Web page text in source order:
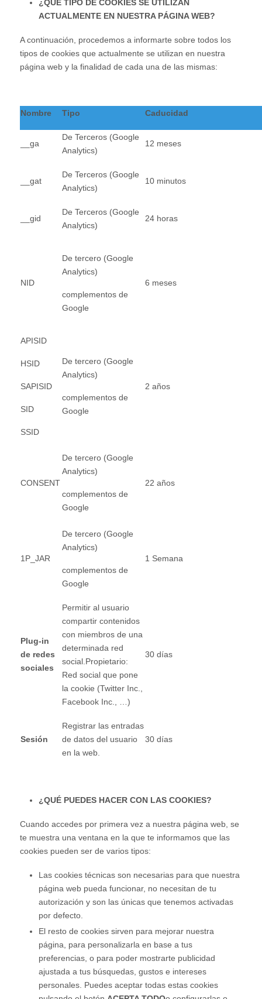
¿QUÉ TIPO DE COOKIES SE UTILIZAN
ACTUALMENTE EN NUESTRA PÁGINA WEB?
A continuación, procedemos a informarte sobre todos los
tipos de cookies que actualmente se utilizan en nuestra
página web y la finalidad de cada una de las mismas:
Nombre Tipo Caducidad
__ga
De Terceros (Google
Analytics)
12 meses
__gat
De Terceros (Google
Analytics)
10 minutos
__gid
De Terceros (Google
Analytics)
24 horas
NID
De tercero (Google
Analytics)
complementos de
Google
6 meses
APISID
HSID
SAPISID
SID
SSID
De tercero (Google
Analytics)
complementos de
Google
2 años
CONSENT
De tercero (Google
Analytics)
complementos de
Google
22 años
1P_JAR
De tercero (Google
Analytics)
complementos de
Google
1 Semana
Plug-in
de redes
sociales
Permitir al usuario
compartir contenidos
con miembros de una
determinada red
social.Propietario:
Red social que pone
la cookie (Twitter Inc.,
Facebook Inc., …)
30 días
Sesión
Registrar las entradas
de datos del usuario
en la web.
30 días
¿QUÉ PUEDES HACER CON LAS COOKIES?
Cuando accedes por primera vez a nuestra página web, se
te muestra una ventana en la que te informamos que las
cookies pueden ser de varios tipos:
Las cookies técnicas son necesarias para que nuestra
página web pueda funcionar, no necesitan de tu
autorización y son las únicas que tenemos activadas
por defecto.
El resto de cookies sirven para mejorar nuestra
página, para personalizarla en base a tus
preferencias, o para poder mostrarte publicidad
ajustada a tus búsquedas, gustos e intereses
personales. Puedes aceptar todas estas cookies